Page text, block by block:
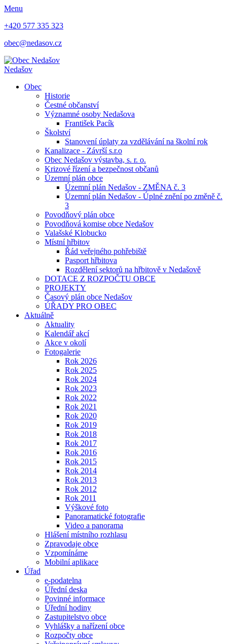
Menu
+420 577 335 323
obec@nedasov.cz
Nedašov
Obec
Historie
Čestné občanství
Významné osoby Nedašova
František Pacík
Školství
Stanovení úplaty za vzdělávání na školní rok
Kanalizace - Závrší s.r.o
Obec Nedašov výstavba, s. r. o.
Krizové řízení a bezpečnost občanů
Územní plán obce
Územní plán Nedašov - ZMĚNA č. 3
Územní plán Nedašov - Úplné znění po změně č.
3
Povodňový plán obce
Povodňová komise obce Nedašov
Valašské Klobucko
Místní hřbitov
Řád veřejného pohřebiště
Pasport hřbitova
Rozdělení sektorů na hřbitově v Nedašově
DOTACE Z ROZPOČTU OBCE
PROJEKTY
Časový plán obce Nedašov
ÚŘADY PRO OBEC
Aktuálně
Aktuality
Kalendář akcí
Akce v okolí
Fotogalerie
Rok 2026
Rok 2025
Rok 2024
Rok 2023
Rok 2022
Rok 2021
Rok 2020
Rok 2019
Rok 2018
Rok 2017
Rok 2016
Rok 2015
Rok 2014
Rok 2013
Rok 2012
Rok 2011
Výškové foto
Panoramatické fotografie
Video a panorama
Hlášení místního rozhlasu
Zpravodaje obce
Vzpomínáme
Mobilní aplikace
Úřad
e-podatelna
Úřední deska
Povinné informace
Úřední hodiny
Zastupitelstvo obce
Vyhlášky a nařízení obce
Rozpočty obce